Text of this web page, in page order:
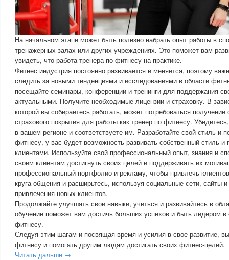
На начальном этапе может быть полезно набрать опыт работы в
тренажерных залах или других учреждениях. Это поможет вам
увидеть, что работа тренера по фитнесу на практике.
Фитнес индустрия постоянно развивается и меняется, поэтому
следить за новыми тенденциями и исследованиями в области
посещайте семинары, конференции и тренинги для поддержания
актуальными. Получите необходимые лицензии и страховку. В
которой вы собираетесь работать, может потребоваться
страхового покрытия для работы как тренер по фитнесу.
в вашем регионе и соответствуете им. Разработайте свой стиль и
фитнесу, у вас будет возможность развивать собственный стиль и
клиентами. Используйте свой профессиональный опыт, знания и
своим клиентам достигнуть своих целей и поддерживать их
профессиональный портфолио и рекламу, чтобы привлечь
круга общения и расширьтесь, используя социальные сети, сайты
привлечения новых клиентов.
Продолжайте улучшать свои навыки, учиться и развивайтесь в
обучение поможет вам достичь больших успехов и быть лидером в
фитнесу.
Следуя этим шагам и посвящая время и усилия в свое развитие,
фитнесу и помогать другим людям достигать своих фитнес-целей.
Читать дальше →